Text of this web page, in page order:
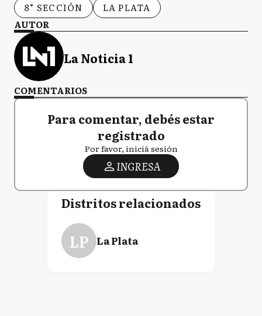
8° SECCIÓN
LA PLATA
AUTOR
La Noticia 1
COMENTARIOS
Para comentar, debés estar
registrado
Por favor, iniciá sesión
INGRESA
Distritos relacionados
LP La Plata